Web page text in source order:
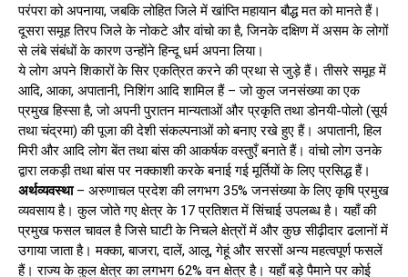
परंपरा को अपनाया, जबकि लोहित जिले में खांप्ति महायान बौद्ध मत को मानते हैं।
दूसरा समूह तिरप जिले के नोकटे और वांचो का है, जिनके दक्षिण में असम के लोगों
से लंबे संबंधों के कारण उन्होंने हिन्दू धर्म अपना लिया।
ये लोग अपने शिकारों के सिर एकत्रित करने की प्रथा से जुड़े हैं। तीसरे समूह में
आदि, आका, अपातानी, निशिंग आदि शामिल हैं – जो कुल जनसंख्या का एक
प्रमुख हिस्सा है, जो अपनी पुरातन मान्यताओं और प्रकृति तथा डोनयी-पोलो (सूर्य
तथा चंद्रमा) की पूजा की देशी संकल्पनाओं को बनाए रखे हुए हैं। अपातानी, हिल
मिरी और आदि लोग बेंत तथा बांस की आकर्षक वस्तुएँ बनाते हैं। वांचो लोग उनके
द्वारा लकड़ी तथा बांस पर नक्काशी करके बनाई गई मूर्तियों के लिए प्रसिद्ध हैं।
अर्थव्यवस्था– अरुणाचल प्रदेश की लगभग 35% जनसंख्या के लिए कृषि प्रमुख
व्यवसाय है। कुल जोते गए क्षेत्र के 17 प्रतिशत में सिंचाई उपलब्ध है। यहाँ की
प्रमुख फसल चावल है जिसे घाटी के निचले क्षेत्रों में और कुछ सीढ़ीदार ढलानों में
उगाया जाता है। मक्का, बाजरा, दालें, आलू, गेहूं और सरसों अन्य महत्वपूर्ण फसलें
हैं। राज्य के कुल क्षेत्र का लगभग 62% वन क्षेत्र है। यहाँ बड़े पैमाने पर कोई